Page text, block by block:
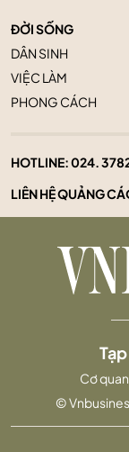
ĐỜI SỐNG
DÂN SINH
VIỆC LÀM
PHONG CÁCH
HOTLINE:024.
LIÊN HỆ QUẢNG
Cơ
©